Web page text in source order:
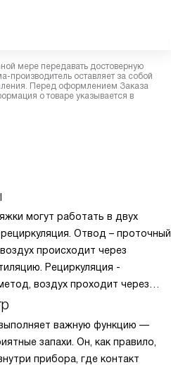
мере передавать достоверную
производитель оставляет за собой
Перед оформлением Заказа
о товаре указывается в
могут работать в двух
Отвод – проточный
происходит через
Рециркуляция -
воздух проходит через
чего возвращается в
важную функцию —
запахи. Он, как правило,
прибора, где контакт